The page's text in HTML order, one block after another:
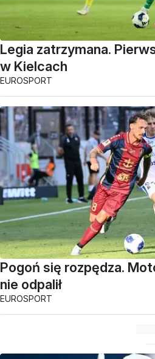
Legia zatrzymana.
w Kielcach
EUROSPORT
Pogoń się rozpędza.
nie odpalił
EUROSPORT